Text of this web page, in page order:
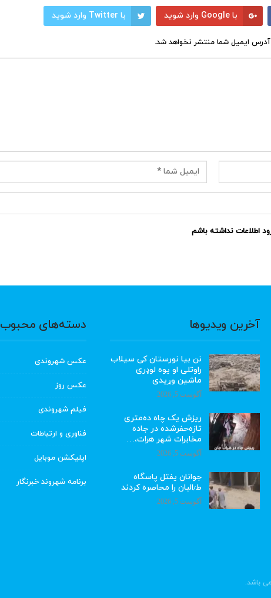
با Google وارد شوید با Twitter وارد شوید
آدرس ایمیل شما منتشر نخواهد شد.
اطلاعات نداشته باشم
آخرین ویدیوها
نن بیا نورستان کی سیلاب
راوتلی او یوه لوډری
ماشین وړیدی
آگوست 5, 2026
ریزش یک چاه ده‌متری
تازه‌حفرشده در جاده
مخابرات شهر هرات،…
آگوست 5, 2026
جوانان یفتل پاسگاه
ط٫البان را محاصره کردند
آگوست 5, 2026
دسته‌های محبوب
عکس شهروندی
عکس روز
فیلم شهروندی
فناوری و ارتباطات
اپلیکشن موبایل
برنامه شهروند خبرنگار